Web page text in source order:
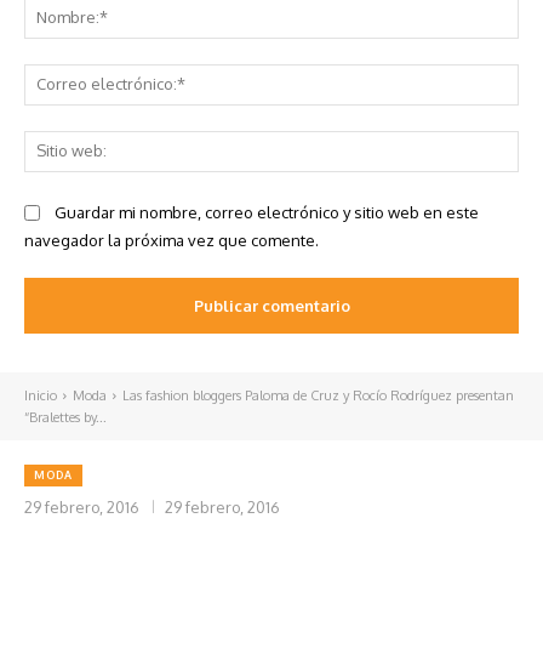
Guardar mi nombre, correo electrónico y sitio web en este
navegador la próxima vez que comente.